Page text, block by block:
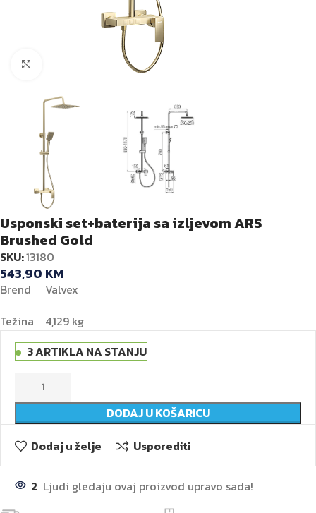
Kliknite za veću sliku
Usponski set+baterija sa izljevom ARS
Brushed Gold
SKU:13180
543,90 KM
Brend Valvex
Težina 4,129 kg
3 ARTIKLA NA STANJU
DODAJ U KOŠARICU
Dodaj u želje
Usporediti
2 Ljudi gledaju ovaj proizvod upravo sada!